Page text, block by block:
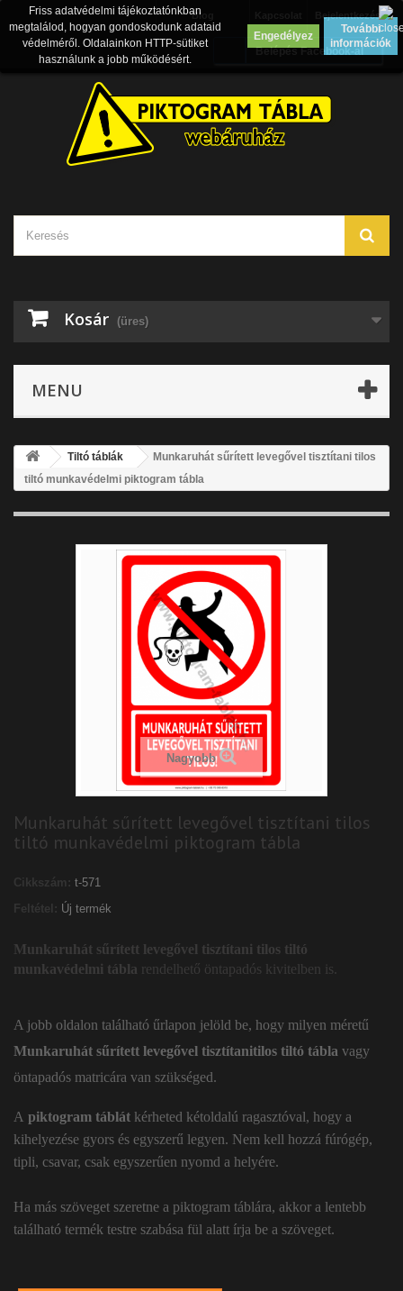
Bejelentkezés
Blog
Belépés Facebook-al
Kosár (üres)
MENU
Friss adatvédelmi tájékoztatónkban
megtalálod, hogyan gondoskodunk adataid
védelméről. Oldalainkon HTTP-sütiket
használunk a jobb működésért.
Engedélyez
További
információk
Tiltó táblák
Munkaruhát sűrített levegővel tisztítani tilos
tiltó munkavédelmi piktogram tábla
Nagyobb
Munkaruhát sűrített levegővel tisztítani tilos
tiltó munkavédelmi piktogram tábla
Cikkszám: t-571
Feltétel: Új termék
Munkaruhát sűrített levegővel tisztítani tilos tiltó
munkavédelmi tábla rendelhető öntapadós kivitelben is.
A jobb oldalon található űrlapon jelöld be, hogy milyen méretű
Munkaruhát sűrített levegővel tisztítanitilos tiltó tábla vagy
öntapadós matricára van szükséged.
A piktogram táblát kérheted kétoldalú ragasztóval, hogy a
kihelyezése gyors és egyszerű legyen. Nem kell hozzá fúrógép,
tipli, csavar, csak egyszerűen nyomd a helyére.
Ha más szöveget szeretne a piktogram táblára, akkor a lentebb
található termék testre szabása fül alatt írja be a szöveget.